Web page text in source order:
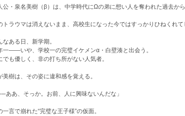
公・泉名美樹（β）は、中学時代にΩの弟に想い人を奪われた過去か
トラウマは消えないまま、高校生になった今ではすっかりひねくれて
なある日、新学期。
一——いや、学校一の完璧イケメンα・白壁湊と出会う。
でも優しく、非の打ち所がない人気者。
美樹は、その姿に違和感を覚える。
ああ、そっか。お前、人に興味ないんだな」
一言で崩れた“完璧な王子様”の仮面。